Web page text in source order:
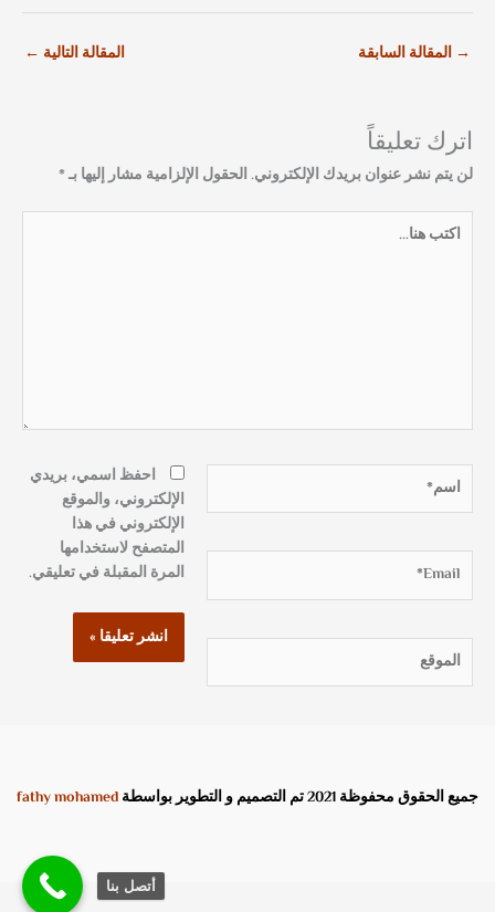
→ المقالة السابقة المقالة التالية ←
اترك تعليقاً
لن يتم نشر عنوان بريدك الإلكتروني. الحقول الإلزامية مشار إليها بـ*
اكتب
هنا...
اسم*
الموقع
احفظ اسمي، بريدي
الإلكتروني، والموقع
الإلكتروني في هذا
المتصفح لاستخدامها
المرة المقبلة في تعليقي.
جميع الحقوق محفوظة 2021 تم التصميم و التطوير بواسطة
أتصل بنا